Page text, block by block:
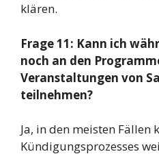
klären.
Frage 11: Kann ich
noch an den
Veranstaltungen von
teilnehmen?
Ja, in den meisten Fällen
Kündigungsprozesses